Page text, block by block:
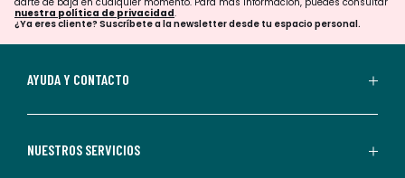
confirmar
tu
suscripción.
aceptas
nuestra política de privacidad.
¿Ya eres cliente? Suscríbete a la newsletter desde tu espacio personal.
AYUDA Y CONTACTO
NUESTROS SERVICIOS